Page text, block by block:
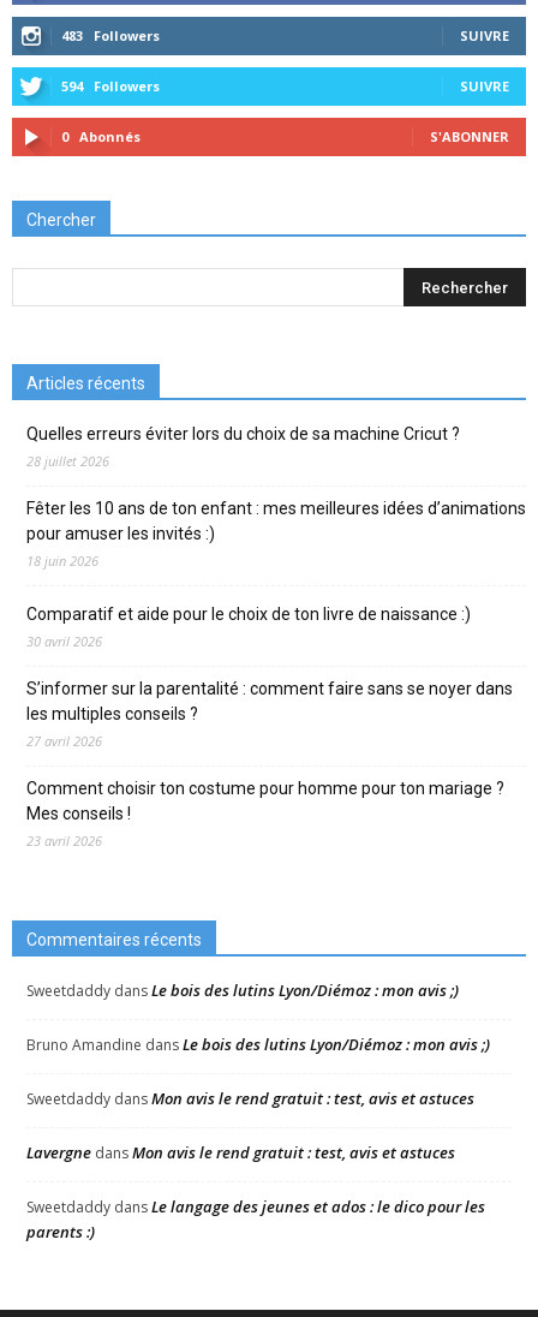
483 Followers SUIVRE
594 Followers SUIVRE
0 Abonnés S'ABONNER
Chercher
Articles récents
Quelles erreurs éviter lors du choix de sa machine Cricut ?
28 juillet 2026
Fêter les 10 ans de ton enfant : mes meilleures idées d’animations
pour amuser les invités :)
18 juin 2026
Comparatif et aide pour le choix de ton livre de naissance :)
30 avril 2026
S’informer sur la parentalité : comment faire sans se noyer dans
les multiples conseils ?
27 avril 2026
Comment choisir ton costume pour homme pour ton mariage ?
Mes conseils !
23 avril 2026
Commentaires récents
Sweetdaddy dansLe bois des lutins Lyon/Diémoz : mon avis ;)
Bruno Amandine dansLe bois des lutins Lyon/Diémoz : mon avis ;)
Sweetdaddy dansMon avis le rend gratuit : test, avis et astuces
Lavergne dansMon avis le rend gratuit : test, avis et astuces
Sweetdaddy dansLe langage des jeunes et ados : le dico pour les
parents :)